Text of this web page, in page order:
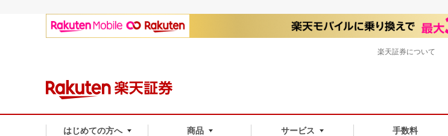
はじめての方へ 商品 サービス 手数料
楽天証券について